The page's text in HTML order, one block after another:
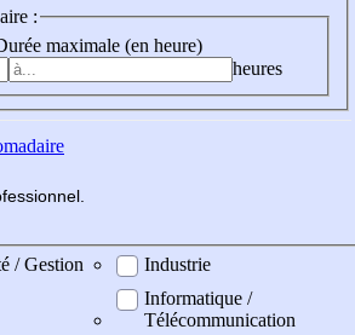
:
maximale (en heure)
heures
fessionnel
/ Gestion
Industrie
Informatique /
Télécommunication